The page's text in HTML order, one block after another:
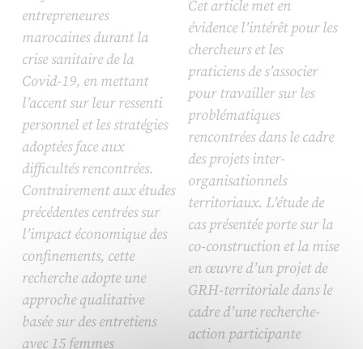
entrepreneures
marocaines durant la
crise sanitaire de la
Covid-19, en mettant
l’accent sur leur ressenti
personnel et les stratégies
adoptées face aux
difficultés rencontrées.
Contrairement aux études
précédentes centrées sur
l’impact économique des
confinements, cette
recherche adopte une
approche qualitative
basée sur des entretiens
avec 15 femmes
Cet article met en
évidence l’intérêt pour les
chercheurs et les
praticiens de s’associer
pour travailler sur les
problématiques
rencontrées dans le cadre
des projets inter-
organisationnels
territoriaux. L’étude de
cas présentée porte sur la
co-construction et la mise
en œuvre d’un projet de
GRH-territoriale dans le
cadre d’une recherche-
action participante